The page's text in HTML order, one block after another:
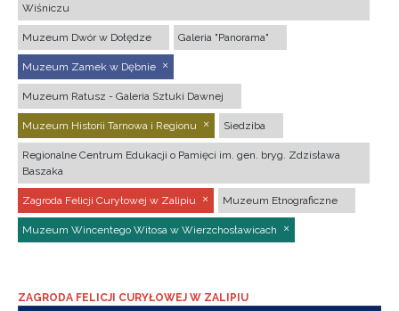
Wiśniczu
Muzeum Dwór w Dołędze Galeria "Panorama"
Muzeum Zamek w Dębnie
Muzeum Ratusz - Galeria Sztuki Dawnej
Muzeum Historii Tarnowa i Regionu Siedziba
Regionalne Centrum Edukacji o Pamięci im. gen. bryg. Zdzisława
Baszaka
Zagroda Felicji Curyłowej w Zalipiu Muzeum Etnograficzne
Muzeum Wincentego Witosa w Wierzchosławicach
ZAGRODA FELICJI CURYŁOWEJ W ZALIPIU